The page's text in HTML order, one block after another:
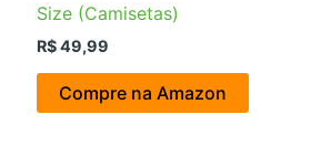
Size (Camisetas)
R$49,99
Compre na Amazon